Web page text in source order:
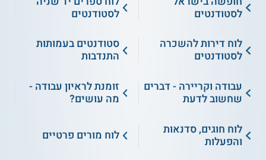
לסטודנטים
לסטודנטים
לוח דירות להשכרה
לסטודנטים
סטודנטים בעמותות
התנדבות
עבודה וקריירה - דברים
שחשוב לדעת
זומנת לראיון עבודה -
מה עושים?
לוח חוגים, סדנאות
והפעלות
לוח מורים פרטיים